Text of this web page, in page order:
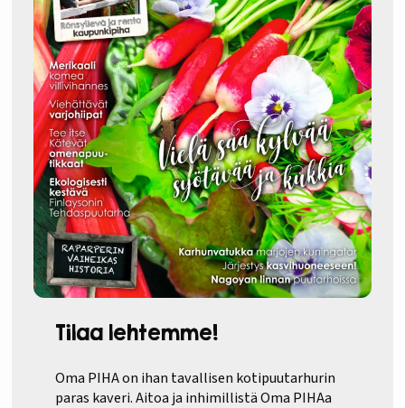
Tilaa lehtemme!
Oma PIHA on ihan tavallisen kotipuutarhurin
paras kaveri. Aitoa ja inhimillistä Oma PIHAa